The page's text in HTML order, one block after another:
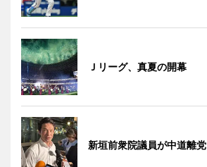
Ｊリーグ、真夏の開幕
新垣前衆院議員が中道離党